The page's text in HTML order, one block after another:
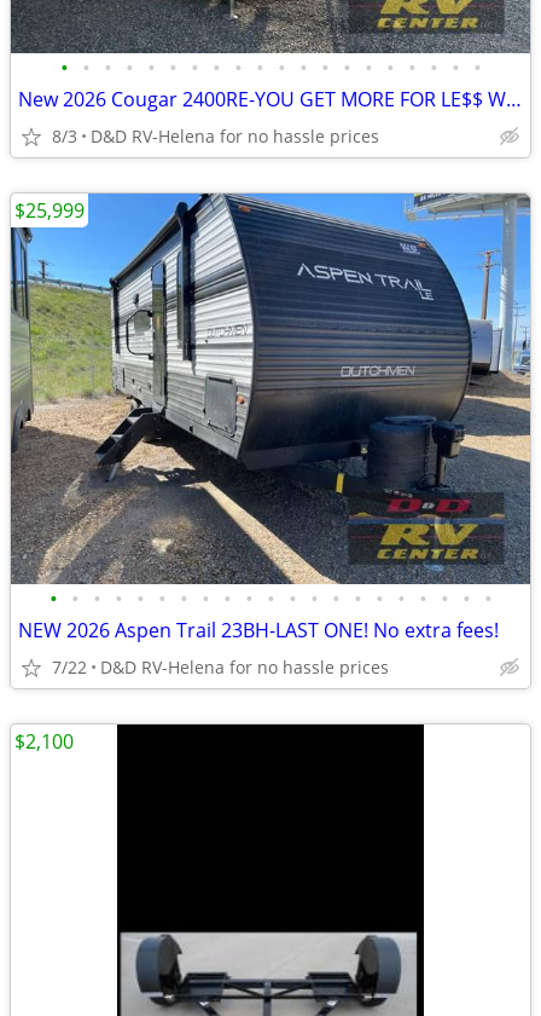
• • • • • • • • • • • • • • • • • • • •
New 2026 Cougar 2400RE-YOU GET MORE FOR LE$$ WITH COUGAR!
8/3 D&D RV-Helena for no hassle prices
• • • • • • • • • • • • • • • • • • • • •
NEW 2026 Aspen Trail 23BH-LAST ONE! No extra fees!
7/22 D&D RV-Helena for no hassle prices
$25,999
$2,100